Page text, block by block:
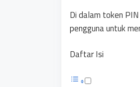
Di dalam token
pengguna untuk
Daftar Isi